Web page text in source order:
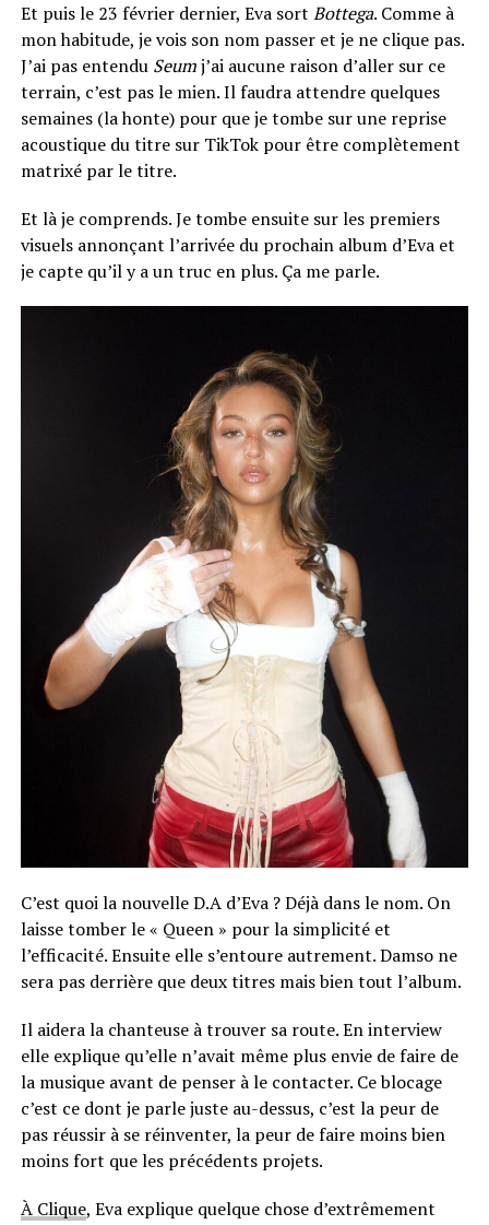
Et puis le 23 février dernier, Eva sort Bottega. Comme à
mon habitude, je vois son nom passer et je ne clique pas.
J’ai pas entendu Seumj’ai aucune raison d’aller sur ce
terrain, c’est pas le mien. Il faudra attendre quelques
semaines (la honte) pour que je tombe sur une reprise
acoustique du titre sur TikTok pour être complètement
matrixé par le titre.
Et là je comprends. Je tombe ensuite sur les premiers
visuels annonçant l’arrivée du prochain album d’Eva et
je capte qu’il y a un truc en plus. Ça me parle.
C’est quoi la nouvelle D.A d’Eva ? Déjà dans le nom. On
laisse tomber le « Queen » pour la simplicité et
l’efficacité. Ensuite elle s’entoure autrement. Damso ne
sera pas derrière que deux titres mais bien tout l’album.
Il aidera la chanteuse à trouver sa route. En interview
elle explique qu’elle n’avait même plus envie de faire de
la musique avant de penser à le contacter. Ce blocage
c’est ce dont je parle juste au-dessus, c’est la peur de
pas réussir à se réinventer, la peur de faire moins bien
moins fort que les précédents projets.
À Clique, Eva explique quelque chose d’extrêmement